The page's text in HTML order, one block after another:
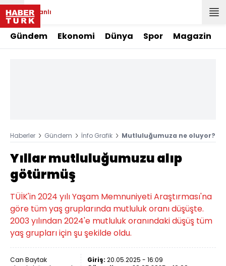
Canlı
Gündem Ekonomi Dünya Spor Magazin
Haberler Gündem İnfo Grafik Mutluluğumuza ne oluyor?
Yıllar mutluluğumuzu alıp
götürmüş
TÜİK'in 2024 yılı Yaşam Memnuniyeti Araştırması'na
göre tüm yaş gruplarında mutluluk oranı düşüşte.
2003 yılından 2024'e mutluluk oranındaki düşüş tüm
yaş grupları için şu şekilde oldu.
Can Baytak
Giriş: 20.05.2025 - 16:09